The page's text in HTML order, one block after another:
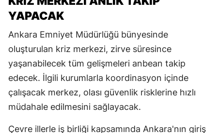
YAPACAK
Ankara Emniyet Müdürlüğü bünyesinde
oluşturulan kriz merkezi, zirve süresince
yaşanabilecek tüm gelişmeleri anbean takip
edecek. İlgili kurumlarla koordinasyon içinde
çalışacak merkez, olası güvenlik risklerine hızlı
müdahale edilmesini sağlayacak.
Çevre illerle iş birliği kapsamında Ankara'nın giriş